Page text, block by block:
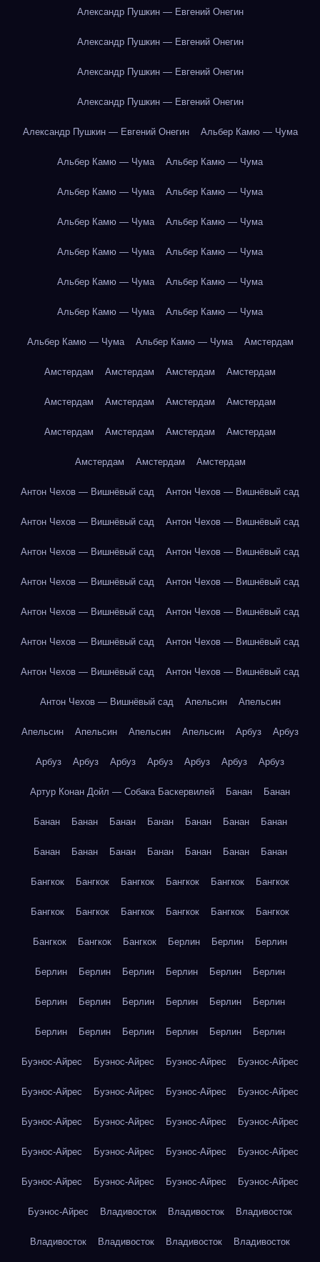
Александр Пушкин — Евгений Онегин
Александр Пушкин — Евгений Онегин
Александр Пушкин — Евгений Онегин
Александр Пушкин — Евгений Онегин
Александр Пушкин — Евгений Онегин Альбер Камю — Чума
Альбер Камю — Чума Альбер Камю — Чума
Альбер Камю — Чума Альбер Камю — Чума
Альбер Камю — Чума Альбер Камю — Чума
Альбер Камю — Чума Альбер Камю — Чума
Альбер Камю — Чума Альбер Камю — Чума
Альбер Камю — Чума Альбер Камю — Чума
Альбер Камю — Чума Альбер Камю — Чума Амстердам
Амстердам Амстердам Амстердам Амстердам
Амстердам Амстердам Амстердам Амстердам
Амстердам Амстердам Амстердам Амстердам
Амстердам Амстердам Амстердам
Антон Чехов — Вишнёвый сад Антон Чехов — Вишнёвый сад
Антон Чехов — Вишнёвый сад Антон Чехов — Вишнёвый сад
Антон Чехов — Вишнёвый сад Антон Чехов — Вишнёвый сад
Антон Чехов — Вишнёвый сад Антон Чехов — Вишнёвый сад
Антон Чехов — Вишнёвый сад Антон Чехов — Вишнёвый сад
Антон Чехов — Вишнёвый сад Антон Чехов — Вишнёвый сад
Антон Чехов — Вишнёвый сад Антон Чехов — Вишнёвый сад
Антон Чехов — Вишнёвый сад Апельсин Апельсин
Апельсин Апельсин Апельсин Апельсин Арбуз Арбуз
Арбуз Арбуз Арбуз Арбуз Арбуз Арбуз Арбуз
Артур Конан Дойл — Собака Баскервилей Банан Банан
Банан Банан Банан Банан Банан Банан Банан
Банан Банан Банан Банан Банан Банан Банан
Бангкок Бангкок Бангкок Бангкок Бангкок Бангкок
Бангкок Бангкок Бангкок Бангкок Бангкок Бангкок
Бангкок Бангкок Бангкок Берлин Берлин Берлин
Берлин Берлин Берлин Берлин Берлин Берлин
Берлин Берлин Берлин Берлин Берлин Берлин
Берлин Берлин Берлин Берлин Берлин Берлин
Буэнос-Айрес Буэнос-Айрес Буэнос-Айрес Буэнос-Айрес
Буэнос-Айрес Буэнос-Айрес Буэнос-Айрес Буэнос-Айрес
Буэнос-Айрес Буэнос-Айрес Буэнос-Айрес Буэнос-Айрес
Буэнос-Айрес Буэнос-Айрес Буэнос-Айрес Буэнос-Айрес
Буэнос-Айрес Буэнос-Айрес Буэнос-Айрес Буэнос-Айрес
Буэнос-Айрес Владивосток Владивосток Владивосток
Владивосток Владивосток Владивосток Владивосток